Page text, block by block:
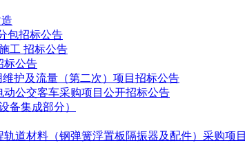
包招标公告
工 招标公告
标公告
维护及流量（第二次）项目招标公告
动公交客车采购项目公开招标公告
备集成部分）
道材料（钢弹簧浮置板隔振器及配件）采购项目